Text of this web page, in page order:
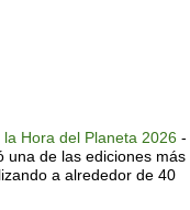
Hora del Planeta 2026 -
una de las ediciones más
a alrededor de 40